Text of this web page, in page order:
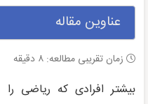
عناوین مقاله
زمان تقریبی مطالعه: ۸ دقیقه
بیشتر افرادی که ریاضی را